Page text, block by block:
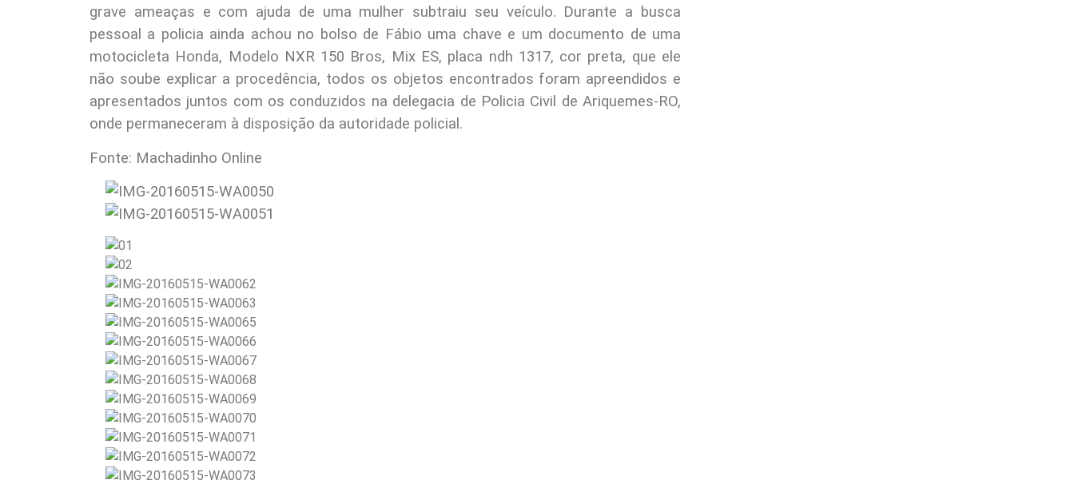
grave ameaças e com ajuda de uma mulher subtraiu seu veículo. Durante a busca
pessoal a policia ainda achou no bolso de Fábio uma chave e um documento de uma
motocicleta Honda, Modelo NXR 150 Bros, Mix ES, placa ndh 1317, cor preta, que ele
não soube explicar a procedência, todos os objetos encontrados foram apreendidos e
apresentados juntos com os conduzidos na delegacia de Policia Civil de Ariquemes-RO,
onde permaneceram à disposição da autoridade policial.
Fonte: Machadinho Online